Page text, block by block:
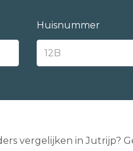
Huisnummer
vergelijken in Jutrijp?